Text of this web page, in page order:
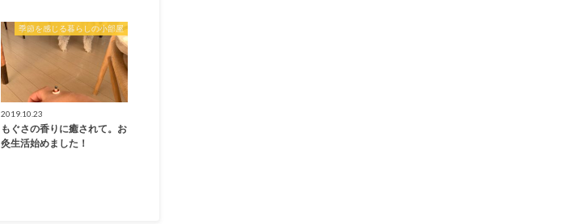
季節を感じる暮らしの小部屋
2019.10.23
もぐさの香りに癒されて。お
灸生活始めました！